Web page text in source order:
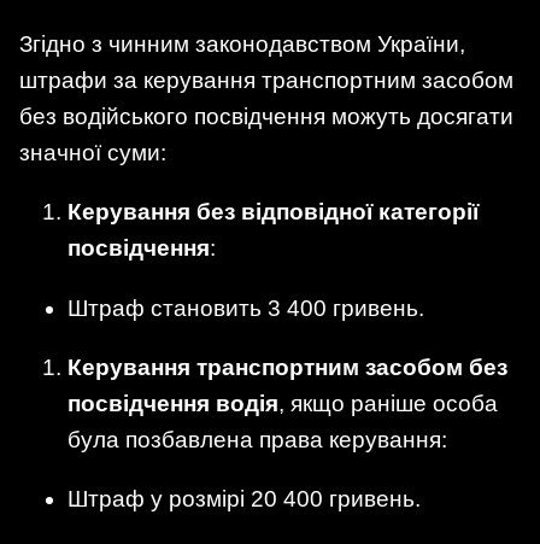
Згідно з чинним законодавством України,
штрафи за керування транспортним засобом
без водійського посвідчення можуть досягати
значної суми:
Керування без відповідної категорії
посвідчення:
Штраф становить 3 400 гривень.
Керування транспортним засобом без
посвідчення водія, якщо раніше особа
була позбавлена права керування:
Штраф у розмірі 20 400 гривень.